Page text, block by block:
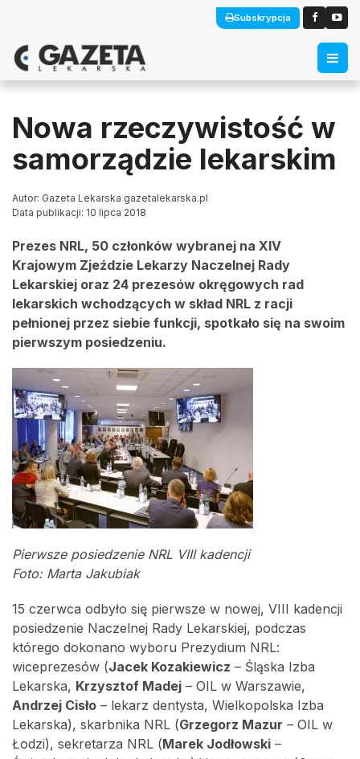
Subskrypcja
Nowa rzeczywistość w
samorządzie lekarskim
Autor: Gazeta Lekarska gazetalekarska.pl
Data publikacji: 10 lipca 2018
Prezes NRL, 50 członków wybranej na XIV
Krajowym Zjeździe Lekarzy Naczelnej Rady
Lekarskiej oraz 24 prezesów okręgowych rad
lekarskich wchodzących w skład NRL z racji
pełnionej przez siebie funkcji, spotkało się na swoim
pierwszym posiedzeniu.
Pierwsze posiedzenie NRL VIII kadencji
Foto: Marta Jakubiak
15 czerwca odbyło się pierwsze w nowej, VIII kadencji
posiedzenie Naczelnej Rady Lekarskiej, podczas
którego dokonano wyboru Prezydium NRL:
wiceprezesów (Jacek Kozakiewicz – Śląska Izba
Lekarska, Krzysztof Madej – OIL w Warszawie,
Andrzej Cisło – lekarz dentysta, Wielkopolska Izba
Lekarska), skarbnika NRL (Grzegorz Mazur – OIL w
Łodzi), sekretarza NRL (Marek Jodłowski –